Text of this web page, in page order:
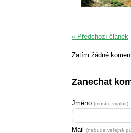
« Předchozí článek
Zatím žádné
Zanechat
Jméno (musíte vyplnit)
Mail (nebude veřejně